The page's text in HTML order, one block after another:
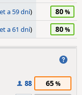
a 59 dní) 80
a 61 dní) 80
88 65